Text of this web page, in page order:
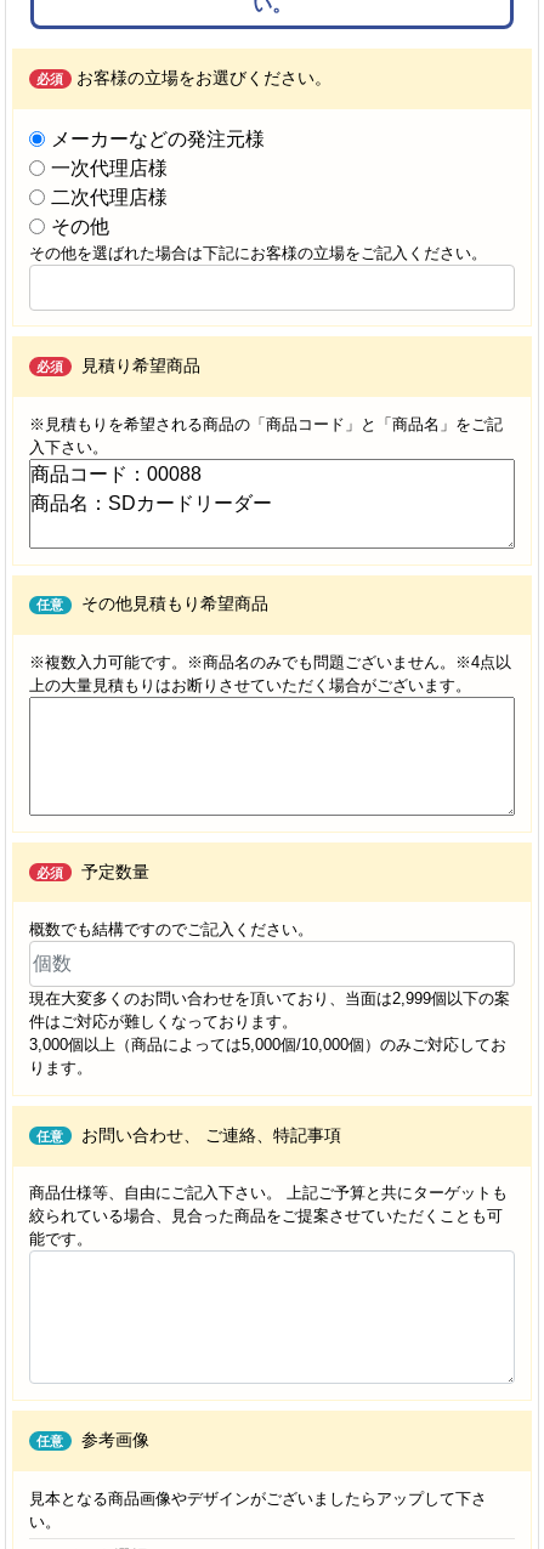
い。
必須 お客様の立場をお選びください。
メーカーなどの発注元様
一次代理店様
二次代理店様
その他
その他を選ばれた場合は下記にお客様の立場をご記入ください。
必須 見積り希望商品
※見積もりを希望される商品の「商品コード」と「商品名」をご記
入下さい。
任意 その他見積もり希望商品
※複数入力可能です。※商品名のみでも問題ございません。※4点以
上の大量見積もりはお断りさせていただく場合がございます。
必須 予定数量
概数でも結構ですのでご記入ください。
現在大変多くのお問い合わせを頂いており、当面は2,999個以下の案
件はご対応が難しくなっております。
3,000個以上（商品によっては5,000個/10,000個）のみご対応してお
ります。
任意 お問い合わせ、 ご連絡、特記事項
商品仕様等、自由にご記入下さい。 上記ご予算と共にターゲットも
絞られている場合、見合った商品をご提案させていただくことも可
能です。
任意 参考画像
見本となる商品画像やデザインがございましたらアップして下さ
い。